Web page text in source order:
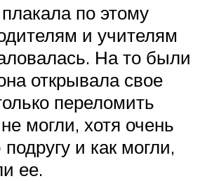
по этому
и учителям
На то были
открывала свое
переломить
могли, хотя очень
и как могли,
ее.